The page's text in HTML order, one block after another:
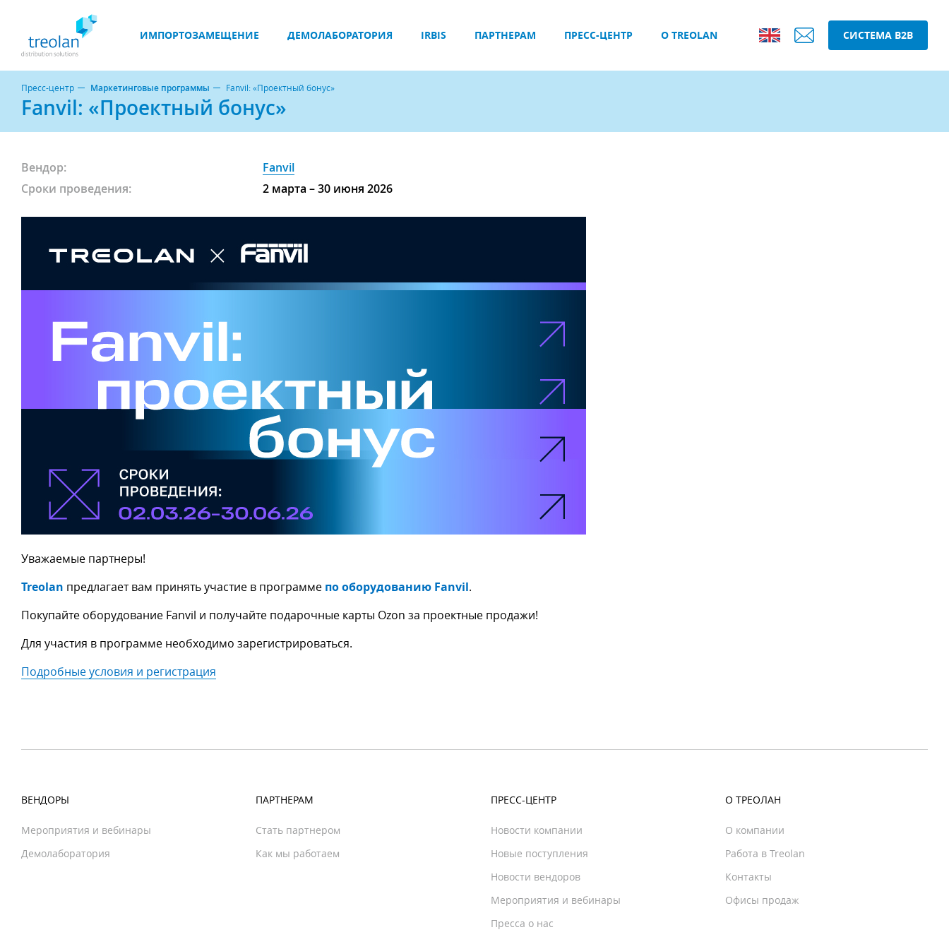
ИМПОРТОЗАМЕЩЕНИЕ ДЕМОЛАБОРАТОРИЯ IRBIS ПАРТНЕРАМ ПРЕСС-ЦЕНТР О TREOLAN СИСТЕМА B2B
Пресс-центр Маркетинговые программы Fanvil: «Проектный бонус»
Fanvil: «Проектный бонус»
Вендор:
Fanvil
Сроки проведения:
2 марта – 30 июня 2026
Уважаемые партнеры!
Treolan предлагает вам принять участие в программе по оборудованию Fanvil.
Покупайте оборудование Fanvil и получайте подарочные карты Ozon за проектные продажи!
Для участия в программе необходимо зарегистрироваться.
Подробные условия и регистрация
ВЕНДОРЫ
Мероприятия и вебинары
Демолаборатория
ПАРТНЕРАМ
Стать партнером
Как мы работаем
ПРЕСС-ЦЕНТР
Новости компании
Новые поступления
Новости вендоров
Мероприятия и вебинары
Пресса о нас
О ТРЕОЛАН
О компании
Работа в Treolan
Контакты
Офисы продаж